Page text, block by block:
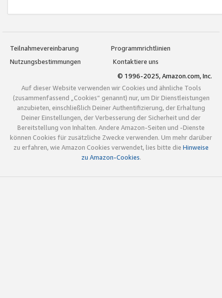
Teilnahmevereinbarung
Programmrichtlinien
Nutzungsbestimmungen
Kontaktiere uns
© 1996-2025, Amazon.com, Inc.
Auf dieser Website verwenden wir Cookies und ähnliche Tools
(zusammenfassend „Cookies“ genannt) nur, um Dir Dienstleistungen
anzubieten, einschließlich Deiner Authentifizierung, der Erhaltung
Deiner Einstellungen, der Verbesserung der Sicherheit und der
Bereitstellung von Inhalten. Andere Amazon-Seiten und -Dienste
können Cookies für zusätzliche Zwecke verwenden. Um mehr darüber
zu erfahren, wie Amazon Cookies verwendet, lies bitte die Hinweise
zu Amazon-Cookies.